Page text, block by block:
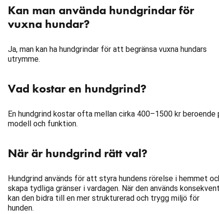
Kan man använda hundgrindar för
vuxna hundar?
Ja, man kan ha hundgrindar för att begränsa vuxna hundars
utrymme.
Vad kostar en hundgrind?
En hundgrind kostar ofta mellan cirka 400–1500 kr beroende
modell och funktion.
När är hundgrind rätt val?
Hundgrind används för att styra hundens rörelse i hemmet
skapa tydliga gränser i vardagen. När den används
kan den bidra till en mer strukturerad och trygg miljö för
hunden.